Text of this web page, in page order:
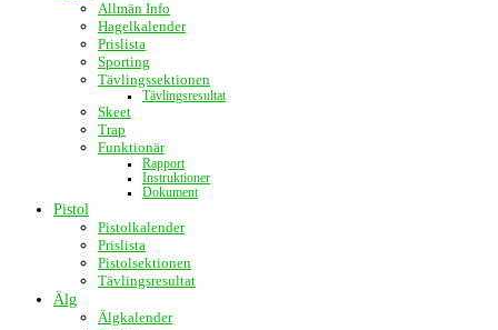
Allmän Info
Hagelkalender
Prislista
Sporting
Tävlingssektionen
Tävlingsresultat
Skeet
Trap
Funktionär
Rapport
Instruktioner
Dokument
Pistol
Pistolkalender
Prislista
Pistolsektionen
Tävlingsresultat
Älg
Älgkalender